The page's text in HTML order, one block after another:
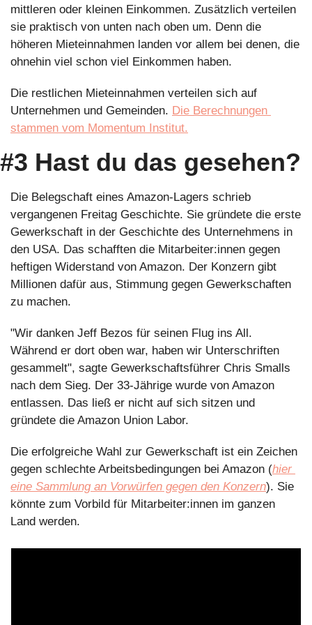
mittleren oder kleinen Einkommen. Zusätzlich verteilen
sie praktisch von unten nach oben um. Denn die
höheren Mieteinnahmen landen vor allem bei denen, die
ohnehin viel schon viel Einkommen haben.
Die restlichen Mieteinnahmen verteilen sich auf
Unternehmen und Gemeinden. Die Berechnungen
stammen vom Momentum Institut.
#3 Hast du das gesehen?
Die Belegschaft eines Amazon-Lagers schrieb
vergangenen Freitag Geschichte. Sie gründete die erste
Gewerkschaft in der Geschichte des Unternehmens in
den USA. Das schafften die Mitarbeiter:innen gegen
heftigen Widerstand von Amazon. Der Konzern gibt
Millionen dafür aus, Stimmung gegen Gewerkschaften
zu machen.
"Wir danken Jeff Bezos für seinen Flug ins All.
Während er dort oben war, haben wir Unterschriften
gesammelt", sagte Gewerkschaftsführer Chris Smalls
nach dem Sieg. Der 33-Jährige wurde von Amazon
entlassen. Das ließ er nicht auf sich sitzen und
gründete die Amazon Union Labor.
Die erfolgreiche Wahl zur Gewerkschaft ist ein Zeichen
gegen schlechte Arbeitsbedingungen bei Amazon (hier
eine Sammlung an Vorwürfen gegen den Konzern). Sie
könnte zum Vorbild für Mitarbeiter:innen im ganzen
Land werden.